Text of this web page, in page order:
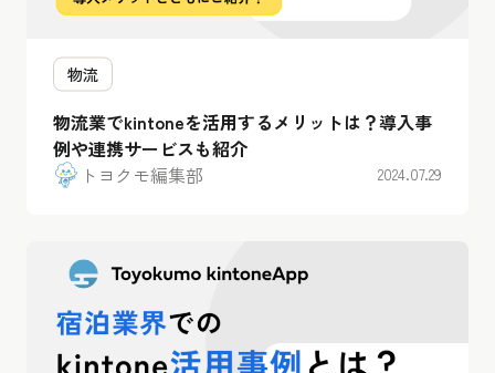
物流
物流業でkintoneを活用するメリットは？導入事
例や連携サービスも紹介
トヨクモ編集部
2024.07.29